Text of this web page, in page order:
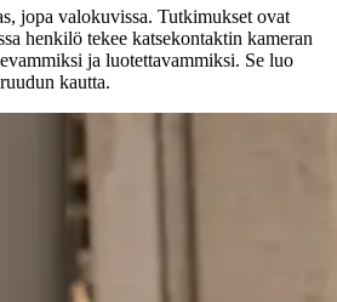
jopa valokuvissa. Tutkimukset ovat
henkilö tekee katsekontaktin kameran
ja luotettavammiksi. Se luo
kautta.